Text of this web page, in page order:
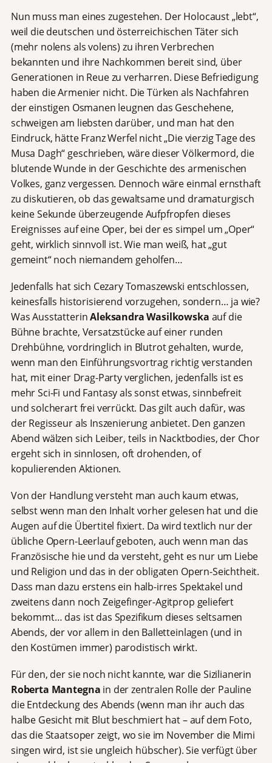
Nun muss man eines zugestehen. Der Holocaust „lebt“,
weil die deutschen und österreichischen Täter sich
(mehr nolens als volens) zu ihren Verbrechen
bekannten und ihre Nachkommen bereit sind, über
Generationen in Reue zu verharren. Diese Befriedigung
haben die Armenier nicht. Die Türken als Nachfahren
der einstigen Osmanen leugnen das Geschehene,
schweigen am liebsten darüber, und man hat den
Eindruck, hätte Franz Werfel nicht „Die vierzig Tage des
Musa Dagh“ geschrieben, wäre dieser Völkermord, die
blutende Wunde in der Geschichte des armenischen
Volkes, ganz vergessen. Dennoch wäre einmal ernsthaft
zu diskutieren, ob das gewaltsame und dramaturgisch
keine Sekunde überzeugende Aufpfropfen dieses
Ereignisses auf eine Oper, bei der es simpel um „Oper“
geht, wirklich sinnvoll ist. Wie man weiß, hat „gut
gemeint“ noch niemandem geholfen…
Jedenfalls hat sich Cezary Tomaszewski entschlossen,
keinesfalls historisierend vorzugehen, sondern… ja wie?
Was AusstatterinAleksandra Wasilkowska auf die
Bühne brachte, Versatzstücke auf einer runden
Drehbühne, vordringlich in Blutrot gehalten, wurde,
wenn man den Einführungsvortrag richtig verstanden
hat, mit einer Drag-Party verglichen, jedenfalls ist es
mehr Sci-Fi und Fantasy als sonst etwas, sinnbefreit
und solcherart frei verrückt. Das gilt auch dafür, was
der Regisseur als Inszenierung anbietet. Den ganzen
Abend wälzen sich Leiber, teils in Nacktbodies, der Chor
ergeht sich in sinnlosen, oft drohenden, of
kopulierenden Aktionen.
Von der Handlung versteht man auch kaum etwas,
selbst wenn man den Inhalt vorher gelesen hat und die
Augen auf die Übertitel fixiert. Da wird textlich nur der
übliche Opern-Leerlauf geboten, auch wenn man das
Französische hie und da versteht, geht es nur um Liebe
und Religion und das in der obligaten Opern-Seichtheit.
Dass man dazu erstens ein halb-irres Spektakel und
zweitens dann noch Zeigefinger-Agitprop geliefert
bekommt… das ist das Spezifikum dieses seltsamen
Abends, der vor allem in den Balletteinlagen (und in
den Kostümen immer) parodistisch wirkt.
Für den, der sie noch nicht kannte, war die Sizilianerin
Roberta Mantegna in der zentralen Rolle der Pauline
die Entdeckung des Abends (wenn man ihr auch das
halbe Gesicht mit Blut beschmiert hat – auf dem Foto,
das die Staatsoper zeigt, wo sie im November die Mimi
singen wird, ist sie ungleich hübscher). Sie verfügt über